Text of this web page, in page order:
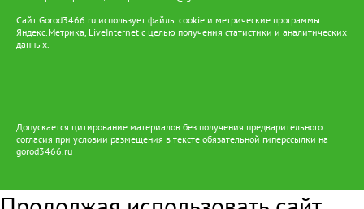
Сайт Gorod3466.ru использует файлы cookie и метрические программы
Яндекс.Метрика, LiveInternet с целью получения статистики и аналитических
данных.
Допускается цитирование материалов без получения предварительного
согласия при условии размещения в тексте обязательной гиперссылки на
gorod3466.ru